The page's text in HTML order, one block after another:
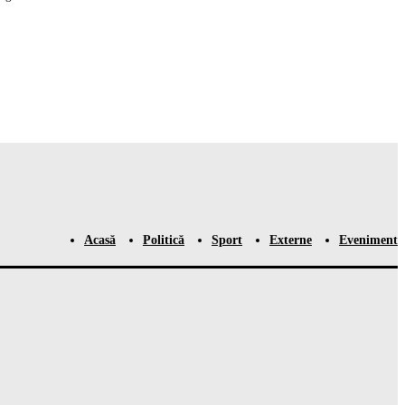
Acasă Politică Sport Externe Eveniment